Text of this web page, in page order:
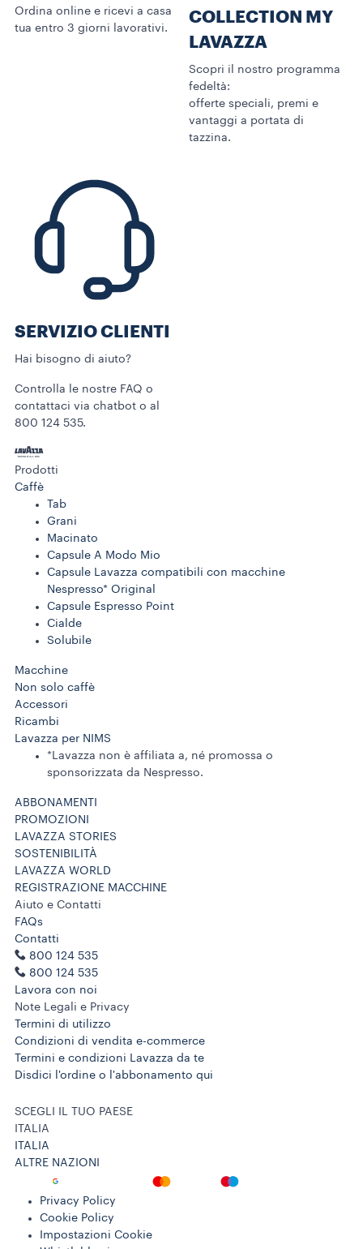
Ordina online e ricevi a casa
tua entro 3 giorni lavorativi.
COLLECTION MY
LAVAZZA
Scopri il nostro programma
fedeltà:
offerte speciali, premi e
vantaggi a portata di
tazzina.
SERVIZIO CLIENTI​
Hai bisogno di aiuto?​
Controlla le nostre FAQ o
contattaci via chatbot o al
800 124 535.
Prodotti
Caffè
Tab
Grani
Macinato
Capsule A Modo Mio
Capsule Lavazza compatibili con macchine
Nespresso* Original
Capsule Espresso Point
Cialde
Solubile
Macchine
Non solo caffè
Accessori
Ricambi
Lavazza per NIMS
*Lavazza non è affiliata a, né promossa o
sponsorizzata da Nespresso.
ABBONAMENTI
PROMOZIONI
LAVAZZA STORIES
SOSTENIBILITÀ
LAVAZZA WORLD
REGISTRAZIONE MACCHINE
Aiuto e Contatti
FAQs
Contatti
800 124 535
800 124 535
Lavora con noi
Note Legali e Privacy
Termini di utilizzo
Condizioni di vendita e-commerce
Termini e condizioni Lavazza da te
Disdici l'ordine o l'abbonamento qui
SCEGLI IL TUO PAESE
ITALIA
ITALIA
ALTRE NAZIONI
Privacy Policy
Cookie Policy
Impostazioni Cookie